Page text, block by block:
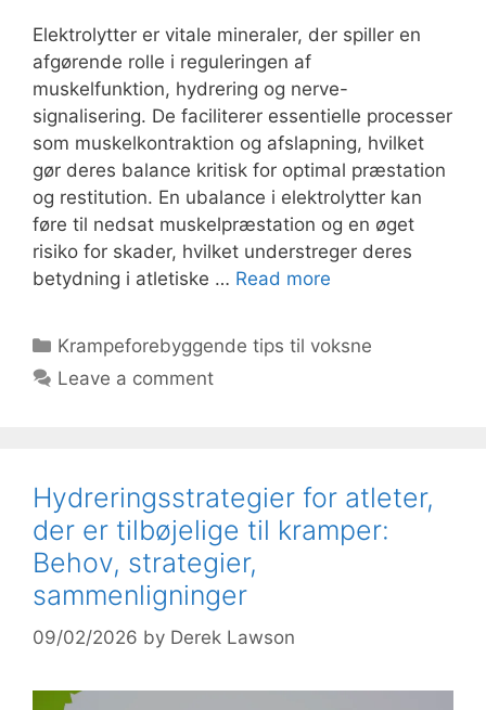
Elektrolytter er vitale mineraler, der spiller en
afgørende rolle i reguleringen af
muskelfunktion, hydrering og nerve-
signalisering. De faciliterer essentielle processer
som muskelkontraktion og afslapning, hvilket
gør deres balance kritisk for optimal præstation
og restitution. En ubalance i elektrolytter kan
føre til nedsat muskelpræstation og en øget
risiko for skader, hvilket understreger deres
betydning i atletiske … Read more
Categories
Krampeforebyggende tips til voksne
Leave a comment
Hydreringsstrategier for atleter,
der er tilbøjelige til kramper:
Behov, strategier,
sammenligninger
09/02/2026 by Derek Lawson